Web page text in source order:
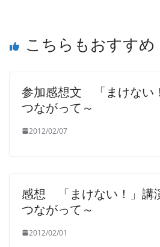
こちらもおすすめ
参加感想文 「まけない
つながって～
2012/02/07
感想 「まけない！」講
つながって～
2012/02/01